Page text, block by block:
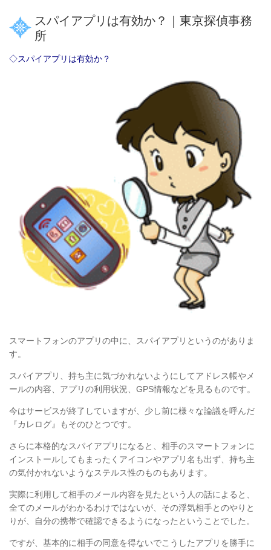
スパイアプリは有効か？｜東京探偵事務
所
◇スパイアプリは有効か？
スマートフォンのアプリの中に、スパイアプリというのがありま
す。
スパイアプリ、持ち主に気づかれないようにしてアドレス帳やメ
ールの内容、 アプリの利用状況、GPS情報などを見るものです。
今はサービスが終了していますが、 少し前に様々な論議を呼んだ
『カレログ』もそのひとつです。
さらに本格的なスパイアプリになると、 相手のスマートフォンに
インストールしてもまったくアイコンやアプリ名も出ず、 持ち主
の気付かれないようなステルス性のものもあります。
実際に利用して相手のメール内容を見たという人の話によると、
全てのメールがわかるわけではないが、 その浮気相手とのやりと
りが、
自分の携帯で確認できるようになったということでした。
ですが、基本的に相手の同意を得ないでこうしたアプリを勝手に